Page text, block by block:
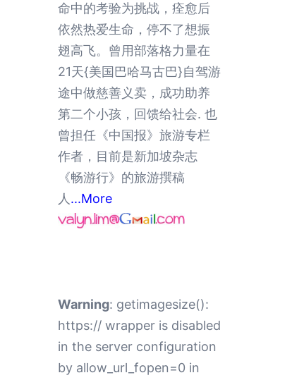
命中的考验为挑战，痊愈后
依然热爱生命，停不了想振
翅高飞。曾用部落格力量在
21天{美国巴哈马古巴}自驾游
途中做慈善义卖，成功助养
第二个小孩，回馈给社会. 也
曾担任《中国报》旅游专栏
作者，目前是新加坡杂志
《畅游行》的旅游撰稿
人 ...More
Warning: getimagesize():
https:// wrapper is disabled
in the server configuration
by allow_url_fopen=0 in